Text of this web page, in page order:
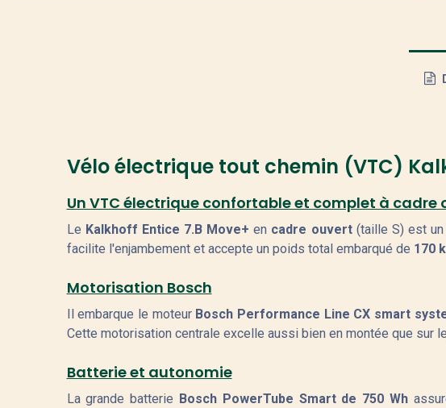
Vélo électrique tout chemin (VTC)
Un VTC électrique confortable et complet à cadre
Le Kalkhoff Entice 7.B Move+ en cadre ouvert(taille S) est
facilite l'enjambement et accepte un poids total embarqué de 170
Motorisation Bosch
Il embarque le moteur Bosch Performance Line CX smart
Cette motorisation centrale excelle aussi bien en montée que sur
Batterie et autonomie
La grande batterie Bosch PowerTube Smart de 750 Wh